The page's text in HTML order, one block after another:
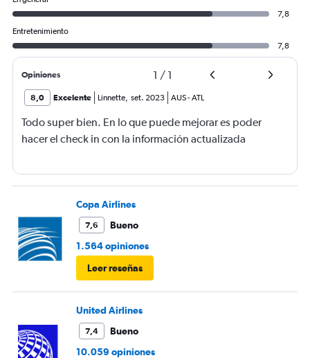
7,8
Entretenimiento
7,8
Opiniones 1 / 1
8,0 Excelente Linnette, set. 2023 AUS-ATL
Todo super bien. En lo que puede mejorar es poder
hacer el check in con la información actualizada
Copa Airlines
7,6
Bueno
1.564 opiniones
Leer reseñas
United Airlines
7,4
Bueno
10.059 opiniones